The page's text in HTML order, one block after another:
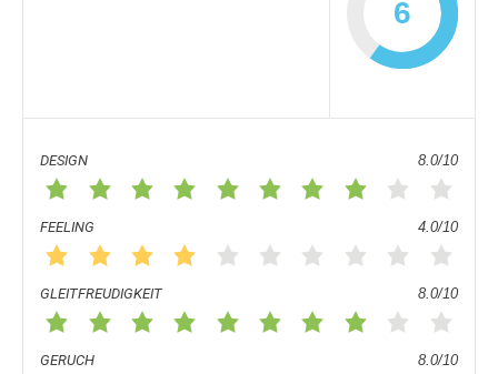
6
DESIGN 8.0/10
FEELING 4.0/10
GLEITFREUDIGKEIT 8.0/10
GERUCH 8.0/10